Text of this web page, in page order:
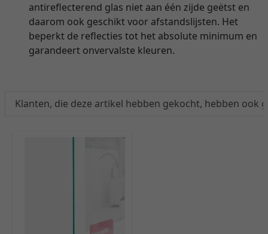
antireflecterend glas niet aan één zijde geëtst en
daarom ook geschikt voor afstandslijsten. Het
beperkt de reflecties tot het absolute minimum en
garandeert onvervalste kleuren.
Klanten, die deze artikel hebben gekocht, hebben ook